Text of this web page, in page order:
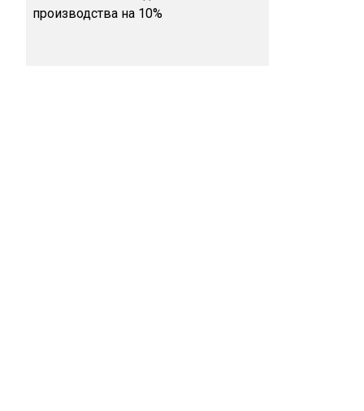
производства на 10%